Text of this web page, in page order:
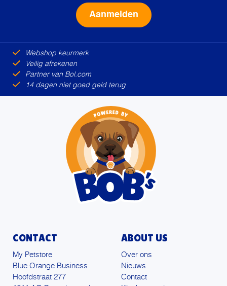
Webshop keurmerk
Veilig afrekenen
Partner van Bol.com
14 dagen niet goed geld terug
CONTACT
My Petstore
Blue Orange Business
Hoofdstraat 277
ABOUT US
Over ons
Nieuws
Contact